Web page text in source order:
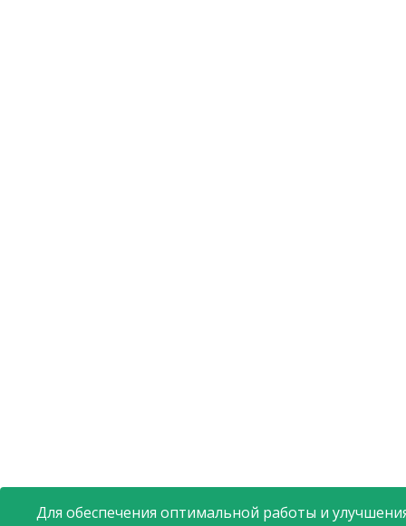
Для обеспечения оптимальной работы и